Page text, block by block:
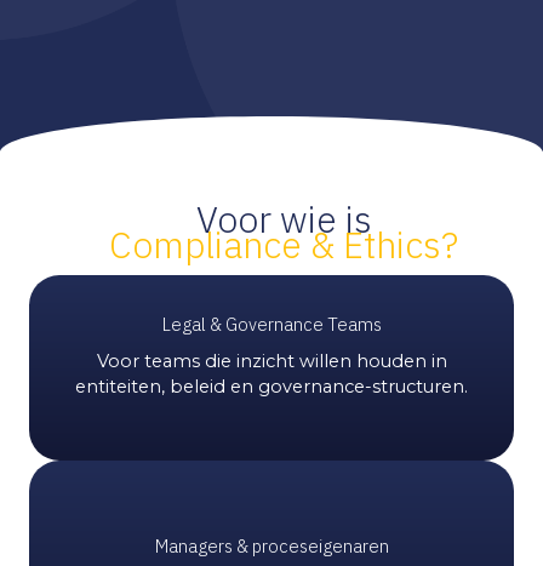
Voor wie is
Compliance & Ethics?
Legal & Governance Teams
Voor teams die inzicht willen houden in
entiteiten, beleid en governance-structuren.
Managers & proceseigenaren